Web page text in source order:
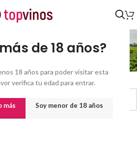
de 18 años?
18 años para poder visitar esta
verifica tu edad para entrar.
más Soy menor de 18 años
Méntrida
CASTILLA LA MANCHA/D.O. Méntrida
que coincidan con tu selección.